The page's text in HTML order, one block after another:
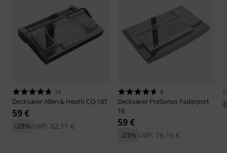
14
DecksaverAllen & Heath CQ-18T
59 €
UVP: 82,11 €
-28%
8
Decksaver PreSonus Faderport
16
59 €
UVP: 76,16 €
-23%